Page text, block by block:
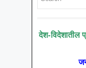
देश-विदेशातील